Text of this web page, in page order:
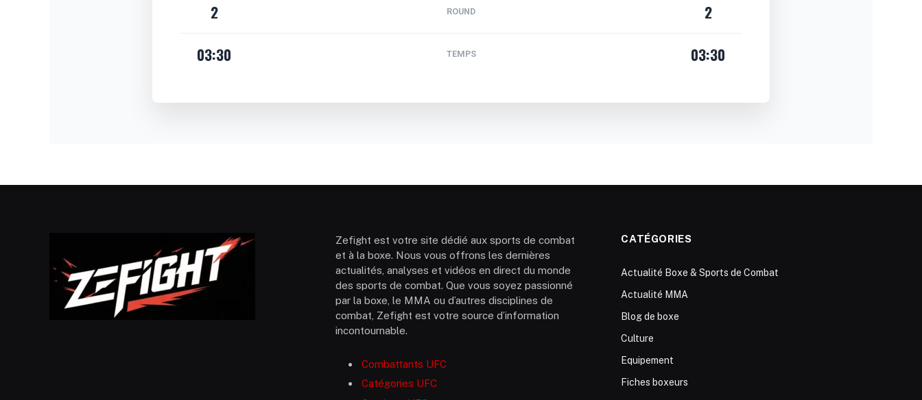
2 ROUND
2
03:30
TEMPS 03:30
Zefight est votre site dédié aux sports de combat
et à la boxe. Nous vous offrons les dernières
actualités, analyses et vidéos en direct du monde
des sports de combat. Que vous soyez passionné
par la boxe, le MMA ou d’autres disciplines de
combat, Zefight est votre source d’information
incontournable.
Combattants UFC
Catégories UFC
CATÉGORIES
Actualité Boxe & Sports de Combat
Actualité MMA
Blog de boxe
Culture
Equipement
Fiches boxeurs